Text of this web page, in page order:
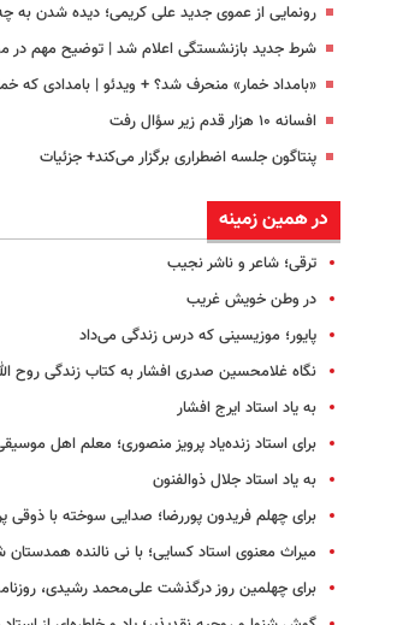
رونمایی از عموی جدید علی کریمی؛ دیده شدن به
شرط جدید بازنشستگی اعلام شد | توضیح مهم در
«بامداد خمار» منحرف شد؟ + ویدئو | بامدادی که
افسانه ۱۰ هزار قدم زیر سؤال رفت
پنتاگون جلسه اضطراری برگزار می‌کند+ جزئیات
در همین زمینه
ترقی؛ شاعر و ناشر نجیب
در وطن خویش غریب
پایور؛ موزیسینی که درس زندگی می‌داد
نگاه غلامحسین صدری افشار به کتاب زندگی روح
به یاد استاد ایرج افشار
برای استاد زنده‌یاد پرویز منصوری؛ معلم اهل
به یاد استاد جلال ذوالفنون
برای چهلم فریدون پوررضا؛ صدایی سوخته با ذوقی
میراث معنوی استاد کسایی؛ با نی نالنده همدستان
برای چهلمین روز درگذشت علی‌محمد رشیدی،